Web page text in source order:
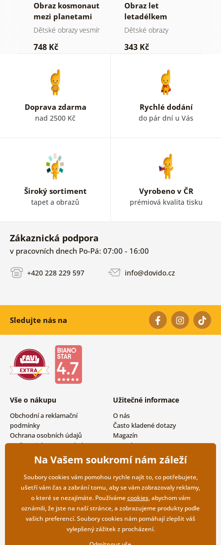
Obraz kosmonaut
mezi planetami
Dětské obrazy vesmír
748 Kč
Obraz let
letadélkem
Dětské obrazy
343 Kč
Doprava zdarma
nad 2500 Kč
Rychlé dodání
do pár dní u Vás
Široký sortiment
tapet a obrazů
Vyrobeno v ČR
prémiová kvalita tisku
Zákaznická podpora
v pracovních dnech Po-Pá: 07:00 - 16:00
+420 228 229 597 info@dovido.cz
Sledujte nás na
Vše o nákupu
Obchodní a reklamační
podmínky
Ochrana osobních údajů
Možnosti dopravy a platby
Vrácení zboží
Užitečné informace
O nás
Často kladené dotazy
Magazín
Kontakty
Velkoobchodní spolupráce
Na Vašem soukromí nám záleží
Soubory cookies vám pomohou rychle najít to, co potřebujete,
ušetří vám čas a zabrání tomu, aby se vám zobrazovaly reklamy,
o které se nezajímáte. Používámecookies, abychom vám
oznámili, že jste na naší stránce, a zobrazujeme produkty podle
vašich preferencí. Soubory cookies nám pomáhají zlepšit váš
vylepšený zážitek z procházení.